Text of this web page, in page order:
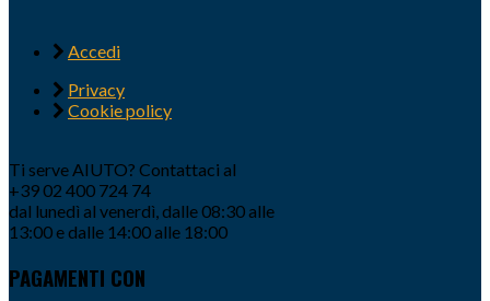
Accedi
Privacy
Cookie policy
Ti serve AIUTO? Contattaci al
+39 02 400 724 74
dal lunedì al venerdì, dalle 08:30 alle
13:00 e dalle 14:00 alle 18:00
PAGAMENTI CON